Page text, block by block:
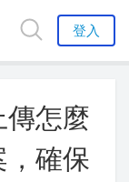
登入
傳怎麼
，確保